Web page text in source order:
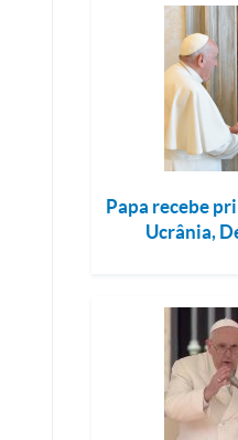
Papa recebe
Ucrânia,